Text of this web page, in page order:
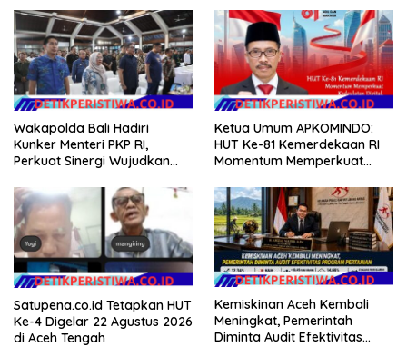
Wakapolda Bali Hadiri
Kunker Menteri PKP RI,
Perkuat Sinergi Wujudkan
Masyarakat
Ketua Umum APKOMINDO:
HUT Ke-81 Kemerdekaan RI
Momentum Memperkuat
Teknologi, dan Kepastian
Hukum Menuju Indonesia
Emas 2045
Satupena.co.id Tetapkan HUT
Ke-4 Digelar 22 Agustus 2026
di Aceh Tengah
Kemiskinan Aceh Kembali
Meningkat, Pemerintah
Diminta Audit Efektivitas